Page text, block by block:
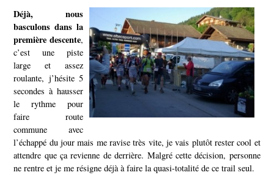
Déjà, nous
basculons dans la
première descente,
c’est une piste
large et assez
roulante, j’hésite 5
secondes à hausser
le rythme pour
faire route
commune avec
l’échappé du jour mais me ravise très vite, je vais plutôt rester cool et
attendre que ça revienne de derrière. Malgré cette décision, personne
ne rentre et je me résigne déjà à faire la quasi-totalité de ce trail seul.